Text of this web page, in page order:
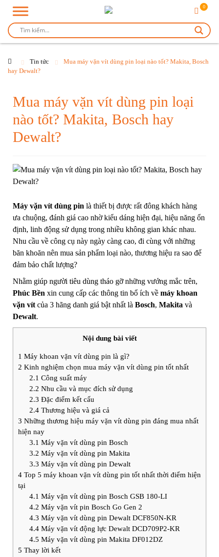
0
Tin tức
Mua máy vặn vít dùng pin loại nào tốt? Makita, Bosch
hay Dewalt?
Mua máy vặn vít dùng pin loại
nào tốt? Makita, Bosch hay
Dewalt?
Máy vặn vít dùng pin là thiết bị được rất đông khách hàng
ưa chuộng, đánh giá cao nhờ kiểu dáng hiện đại, hiệu năng ổn
định, linh động sử dụng trong nhiều không gian khác nhau.
Nhu cầu về công cụ này ngày càng cao, đi cùng với những
băn khoăn nên mua sản phẩm loại nào, thương hiệu ra sao để
đảm bảo chất lượng?
Nhằm giúp người tiêu dùng tháo gỡ những vướng mắc trên,
Phúc Bền xin cung cấp các thông tin bổ ích về máy khoan
vặn vít của 3 hãng danh giá bật nhất là Bosch, Makita và
Dewalt.
Nội dung bài viết
1 Máy khoan vặn vít dùng pin là gì?
2 Kinh nghiệm chọn mua máy vặn vít dùng pin tốt nhất
2.1 Công suất máy
2.2 Nhu cầu và mục đích sử dụng
2.3 Đặc điểm kết cấu
2.4Thương hiệu và giá cả
3 Những thương hiệu máy vặn vít dùng pin đáng mua nhất
hiện nay
3.1 Máy vặn vít dùng pin Bosch
3.2 Máy vặn vít dùng pin Makita
3.3 Máy vặn vít dùng pin Dewalt
4 Top 5 máy khoan vặn vít dùng pin tốt nhất thời điểm hiện
tại
4.1 Máy vặn vít dùng pin Bosch GSB 180-LI
4.2 Máy vặn vít pin Bosch Go Gen 2
4.3 Máy vặn vít dùng pin Dewalt DCF850N-KR
4.4Máy vặn vít động lực Dewalt DCD709P2-KR
4.5 Máy vặn vít dùng pin Makita DF012DZ
5 Thay lời kết